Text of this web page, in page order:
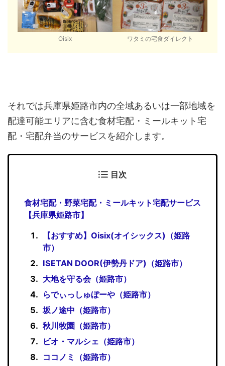
Oisix ワタミの宅食ダイレクト
それでは兵庫県姫路市内の全域あるいは一部地域を
配達可能エリアに含む食材宅配・ミールキット宅
配・宅配弁当のサービスを紹介します。
目次
食材宅配・野菜宅配・ミールキット宅配サービス
【兵庫県姫路市】
【おすすめ】Oisix(オイシックス)（姫路
市）
ISETAN DOOR(伊勢丹ドア)（姫路市）
大地を守る会（姫路市）
らでぃっしゅぼーや（姫路市）
坂ノ途中（姫路市）
秋川牧園（姫路市）
ビオ・マルシェ（姫路市）
ココノミ（姫路市）